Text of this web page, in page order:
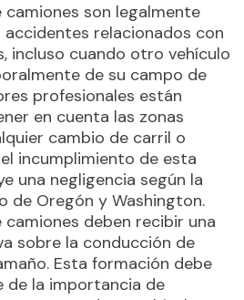
son legalmente
accidentes relacionados con
incluso cuando otro vehículo
de su campo de
profesionales están
en cuenta las zonas
cambio de carril o
incumplimiento de esta
una negligencia según la
de Oregón y Washington.
deben recibir una
sobre la conducción de
Esta formación debe
de la importancia de